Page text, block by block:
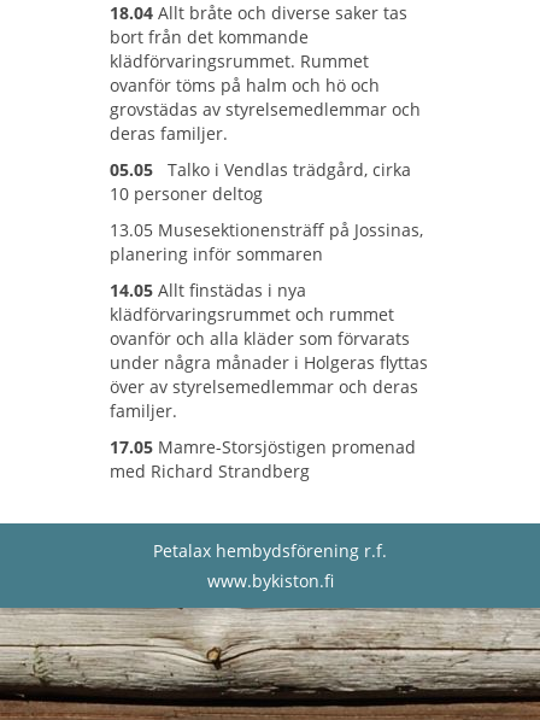
18.04Allt bråte och diverse saker tas
bort från det kommande
klädförvaringsrummet. Rummet
ovanför töms på halm och hö och
grovstädas av styrelsemedlemmar och
deras familjer.
05.05
Talko i Vendlas trädgård, cirka
10 personer deltog
13.05 Musesektionensträff på Jossinas,
planering inför sommaren
14.05Allt finstädas i nya
klädförvaringsrummet och rummet
ovanför och alla kläder som förvarats
under några månader i Holgeras flyttas
över av styrelsemedlemmar och deras
familjer.
17.05Mamre-Storsjöstigen promenad
med Richard Strandberg
Petalax hembydsförening r.f.
www.bykiston.fi